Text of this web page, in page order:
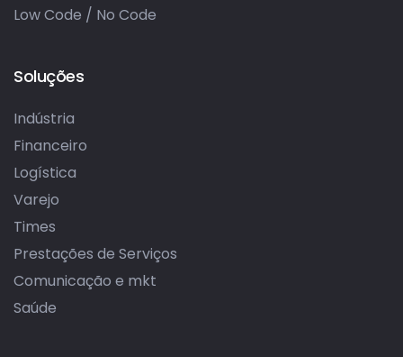
Low Code / No Code
Soluções
Indústria
Financeiro
Logística
Varejo
Times
Prestações de Serviços
Comunicação e mkt
Saúde